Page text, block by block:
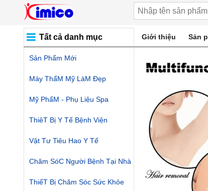
Tất cả danh mục Giới thiệu Sản
Sản Phẩm Mới
Máy ThẩM Mỹ LàM Đẹp
Mỹ PhẩM - Phụ Liệu Spa
ThiêT Bị Y Tế Bệnh Viện
Vật Tư Tiêu Hao Y Tế
Chăm SóC Người Bệnh Tại Nhà
ThiếT Bị Chăm Sóc Sức Khỏe